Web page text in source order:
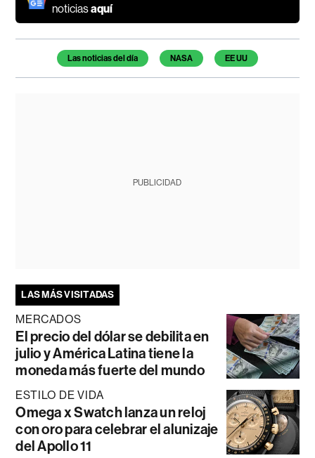
noticiasaquí
Temas de este artículo
Las noticias del día NASA EE UU
PUBLICIDAD
LAS MÁS VISITADAS
MERCADOS
El precio del dólar se debilita en
julio y América Latina tiene la
moneda más fuerte del mundo
ESTILO DE VIDA
Omega x Swatch lanza un reloj
con oro para celebrar el alunizaje
del Apollo 11